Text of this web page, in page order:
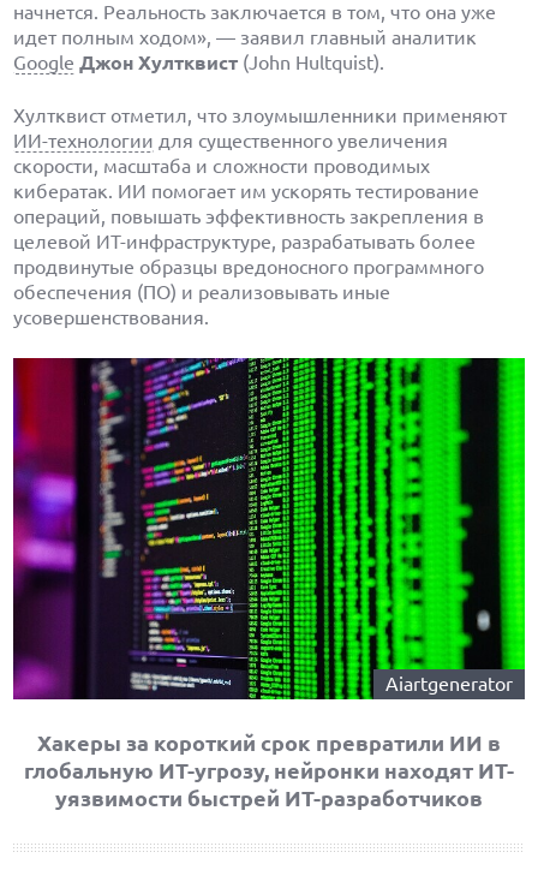
начнется. Реальность заключается в том, что она уже
идет полным ходом», — заявил главный аналитик
Google Джон Хултквист (John Hultquist).
Хултквист отметил, что злоумышленники применяют
ИИ-технологии для существенного увеличения
скорости, масштаба и сложности проводимых
кибератак. ИИ помогает им ускорять тестирование
операций, повышать эффективность закрепления в
целевой ИТ-инфраструктуре, разрабатывать более
продвинутые образцы вредоносного программного
обеспечения (ПО) и реализовывать иные
усовершенствования.
Aiartgenerator
Хакеры за короткий срок превратили ИИ в
глобальную ИТ-угрозу, нейронки находят ИТ-
уязвимости быстрей ИТ-разработчиков